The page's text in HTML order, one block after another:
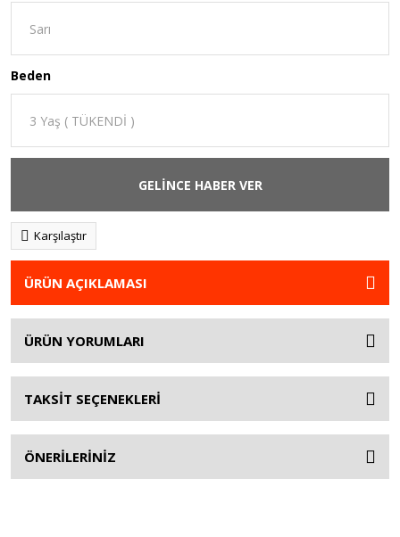
Beden
GELİNCE HABER VER
Karşılaştır
ÜRÜN AÇIKLAMASI
ÜRÜN YORUMLARI
TAKSİT SEÇENEKLERİ
ÖNERİLERİNİZ